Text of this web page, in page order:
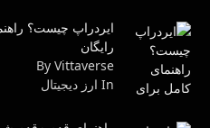
ایردراپ چیست؟
رایگان
By Vittaverse
In ارز دیجیتال